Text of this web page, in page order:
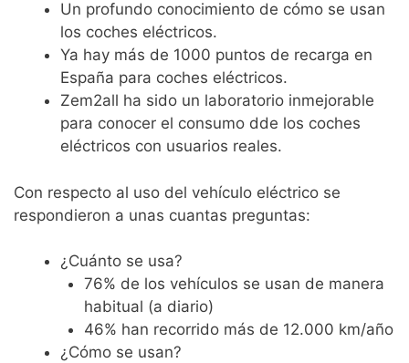
Un profundo conocimiento de cómo se usan
los coches eléctricos.
Ya hay más de 1000 puntos de recarga en
España para coches eléctricos.
Zem2all ha sido un laboratorio inmejorable
para conocer el consumo dde los coches
eléctricos con usuarios reales.
Con respecto al uso del vehículo eléctrico se
respondieron a unas cuantas preguntas:
¿Cuánto se usa?
76% de los vehículos se usan de manera
habitual (a diario)
46% han recorrido más de 12.000 km/año
¿Cómo se usan?